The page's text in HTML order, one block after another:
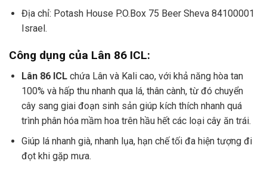
Địa chỉ: Potash House P.O.Box 75 Beer Sheva 84100001
Israel.
Công dụng của Lân 86 ICL:
Lân 86 ICLchứa Lân và Kali cao, với khả năng hòa tan
100% và hấp thu nhanh qua lá, thân cành, từ đó chuyển
cây sang giai đoạn sinh sản giúp kích thích nhanh quá
trình phân hóa mầm hoa trên hầu hết các loại cây ăn trái.
Giúp lá nhanh già, nhanh lụa, hạn chế tối đa hiện tượng đi
đọt khi gặp mưa.